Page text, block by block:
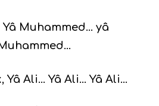
Muhammed… yâ
Yâ Ali… Yâ Ali… Yâ Ali…